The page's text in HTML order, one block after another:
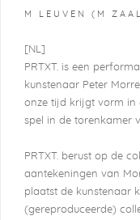
M LEUVEN (M
[NL]
PRTXT. is een
kunstenaar Peter
onze tijd krijgt vorm in
spel in de torenkamer
PRTXT. berust op de
aantekeningen van
plaatst de kunstenaar
(gereproduceerde)